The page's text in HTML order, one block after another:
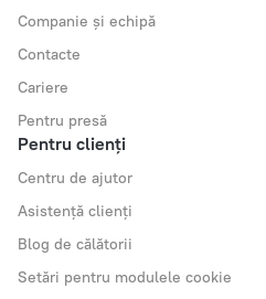
Companie și echipă
Contacte
Cariere
Pentru presă
Pentru clienți
Centru de ajutor
Asistență clienți
Blog de călătorii
Setări pentru modulele cookie